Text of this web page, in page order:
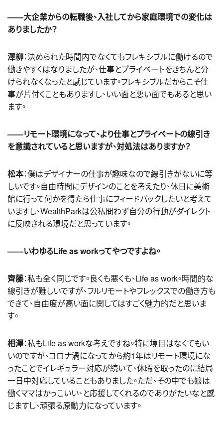
――大企業からの転職後、入社してから家庭環境での変化は
ありましたか？
澤柳：決められた時間内でなくてもフレキシブルに働けるので
働きやすくはなりましたが、仕事とプライベートをきちんと分
けられなくなったと感じています。フレキシブルだからこそ仕
事が片付くこともありますし、いい面と悪い面でもあると思い
ます。
――リモート環境になって、より仕事とプライベートの線引き
を意識されていると思いますが、対処法はありますか？
松本：僕はデザイナーの仕事が趣味なので線引きがないに等
しいです。自由時間にデザインのことを考えたり、休日に美術
館に行って何かを得たら仕事にフィードバックしたいと考えて
いますし、WealthParkは公私問わず自分の行動がダイレクト
に反映される環境だと思っています。
――いわゆるLife as workってやつですよね。
齊藤：私も全く同じです。良くも悪くも、Life as work。時間的な
線引きが難しいですが、フルリモートやフレックスでの働き方も
できて、自由度が高い面に関してはすごく魅力的だと思いま
す。
相澤：私もLife as workな考えですね。特に境目はなくてもい
いのですが、コロナ渦になってから約1年はリモート環境にな
ったことでイレギュラー対応が続いて、休暇を取ったのに結局
一日中対応していることもありました。ただ、その中でも娘は
働くママはかっこいい、と応援してくれるのでありがたいなと感
じますし、頑張る原動力になっています。